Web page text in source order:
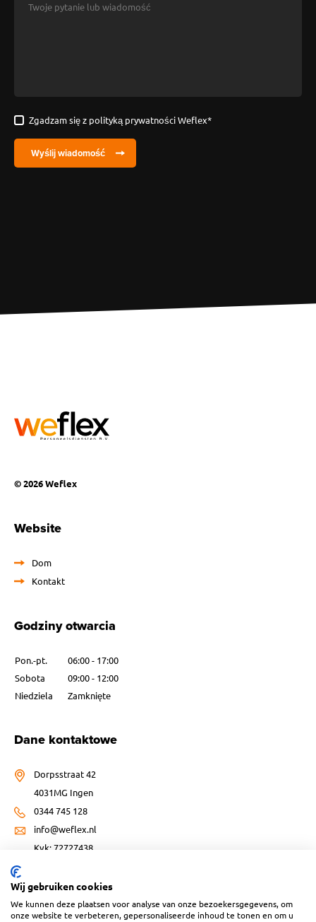
Zgadzam się z polityką prywatności Weflex*
© 2026 Weflex
Website
Dom
Kontakt
Godziny otwarcia
Pon.-pt.
06:00 - 17:00
Sobota
09:00 - 12:00
Niedziela
Zamknięte
Dane kontaktowe
Dorpsstraat 42
4031MG Ingen
0344 745 128
info@weflex.nl
Kvk: 72727438
Wij gebruiken cookies
We kunnen deze plaatsen voor analyse van onze bezoekersgegevens, om
onze website te verbeteren, gepersonaliseerde inhoud te tonen en om u